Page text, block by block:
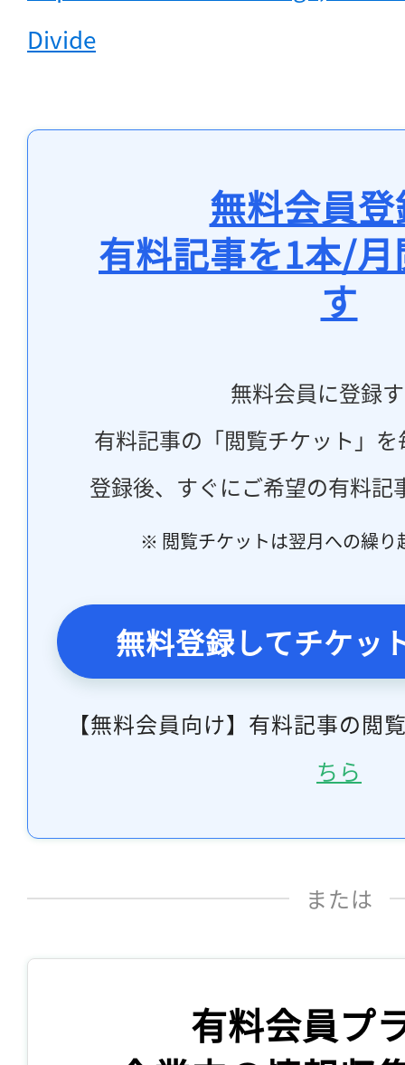
Divide
無料会員
有料記事を1本/
す
無料会員に登録
有料記事の「閲覧チケット」
登録後、すぐにご希望の有料記
※ 閲覧チケットは翌月への繰り
無料登録してチケッ
【無料会員向け】有料記事の閲
ちら
または
有料会員プ